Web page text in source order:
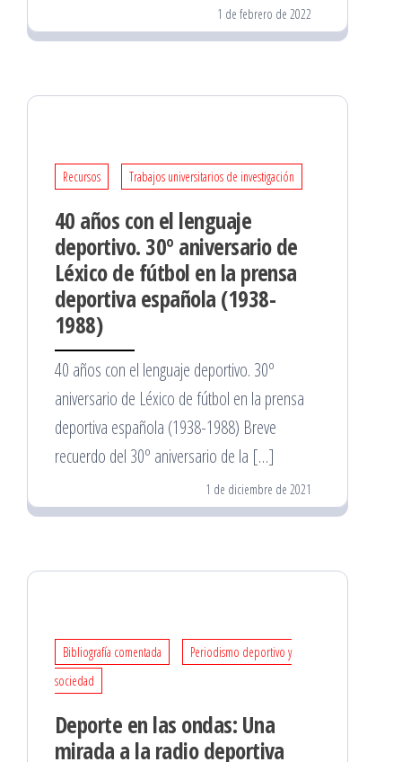
1 de febrero de 2022
Recursos Trabajos universitarios de investigación
40 años con el lenguaje
deportivo. 30º aniversario de
Léxico de fútbol en la prensa
deportiva española (1938-
1988)
40 años con el lenguaje deportivo. 30º
aniversario de Léxico de fútbol en la prensa
deportiva española (1938-1988) Breve
recuerdo del 30º aniversario de la […]
1 de diciembre de 2021
Bibliografía comentada
Periodismo deportivo y
sociedad
Deporte en las ondas: Una
mirada a la radio deportiva